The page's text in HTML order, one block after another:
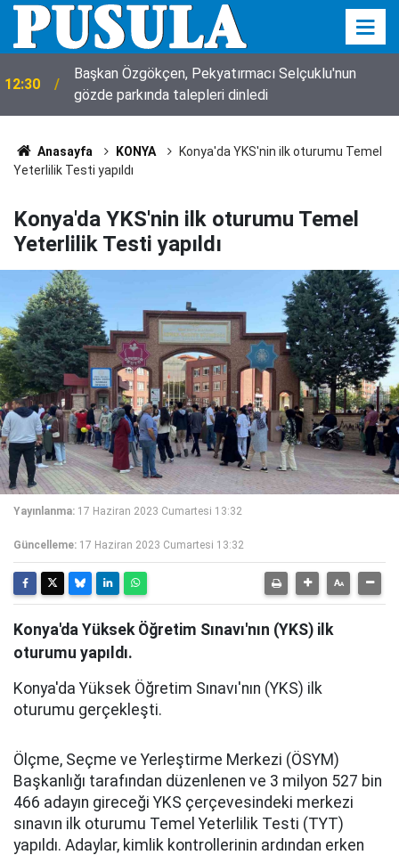
12:30
Başkan Özgökçen, Pekyatırmacı Selçuklu'nun
gözde parkında talepleri dinledi
Anasayfa KONYA
Konya'da YKS'nin ilk oturumu Temel
Yeterlilik Testi yapıldı
Konya'da YKS'nin ilk oturumu Temel
Yeterlilik Testi yapıldı
Yayınlanma: 17 Haziran 2023 Cumartesi 13:32
Güncelleme: 17 Haziran 2023 Cumartesi 13:32
Konya'da Yüksek Öğretim Sınavı'nın (YKS) ilk
oturumu yapıldı.
Konya'da Yüksek Öğretim Sınavı'nın (YKS) ilk
oturumu gerçekleşti.
Ölçme, Seçme ve Yerleştirme Merkezi (ÖSYM)
Başkanlığı tarafından düzenlenen ve 3 milyon 527 bin
466 adayın gireceği YKS çerçevesindeki merkezi
sınavın ilk oturumu Temel Yeterlilik Testi (TYT)
yapıldı. Adaylar, kimlik kontrollerinin ardından erken